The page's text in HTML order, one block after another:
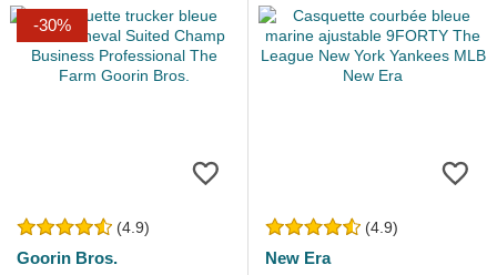
-30%
(4.9)
Goorin Bros.
(4.9)
New Era